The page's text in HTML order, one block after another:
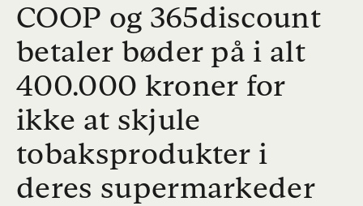
COOP og 365discount
betaler bøder på i alt
400.000 kroner for
ikke at skjule
tobaksprodukter i
deres supermarkeder